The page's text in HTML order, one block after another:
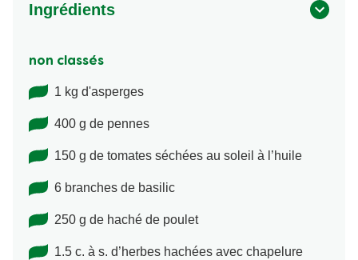
Ingrédients
non classés
1 kg d'asperges
400 g de pennes
150 g de tomates séchées au soleil à l’huile
6 branches de basilic
250 g de haché de poulet
1.5 c. à s. d’herbes hachées avec chapelure